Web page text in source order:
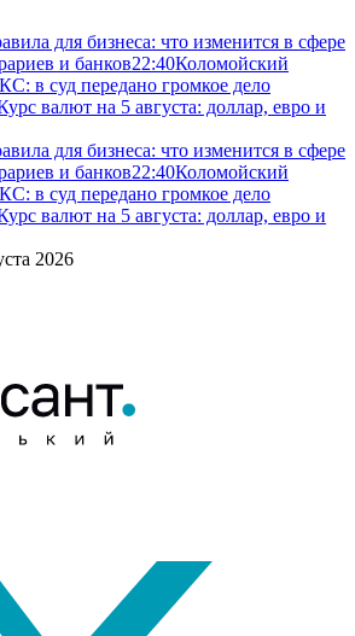
для бизнеса: что изменится в сфере
и банков22:40Коломойский
в суд передано громкое дело
валют на 5 августа: доллар, евро и
для бизнеса: что изменится в сфере
и банков22:40Коломойский
в суд передано громкое дело
валют на 5 августа: доллар, евро и
2026